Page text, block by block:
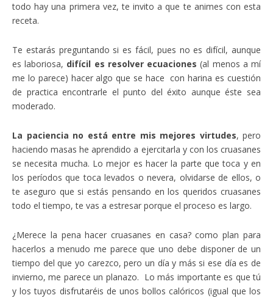
todo hay una primera vez, te invito a que te animes con esta
receta.
Te estarás preguntando si es fácil, pues no es difícil, aunque
es laboriosa, difícil es resolver ecuaciones (al menos a mí
me lo parece) hacer algo que se hace con harina es cuestión
de practica encontrarle el punto del éxito aunque éste sea
moderado.
La paciencia no está entre mis mejores virtudes, pero
haciendo masas he aprendido a ejercitarla y con los cruasanes
se necesita mucha. Lo mejor es hacer la parte que toca y en
los períodos que toca levados o nevera, olvidarse de ellos, o
te aseguro que si estás pensando en los queridos cruasanes
todo el tiempo, te vas a estresar porque el proceso es largo.
¿Merece la pena hacer cruasanes en casa? como plan para
hacerlos a menudo me parece que uno debe disponer de un
tiempo del que yo carezco, pero un día y más si ese día es de
invierno, me parece un planazo. Lo más importante es que tú
y los tuyos disfrutaréis de unos bollos calóricos (igual que los